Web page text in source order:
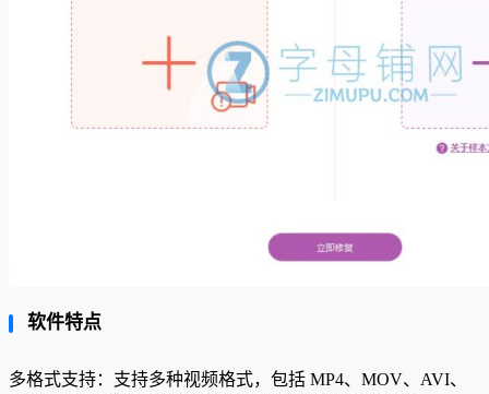
软件特点
多格式支持：支持多种视频格式，包括 MP4、MOV、AVI、